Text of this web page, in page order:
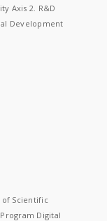
Axis 2. R&D
Development
of Scientific
Digital